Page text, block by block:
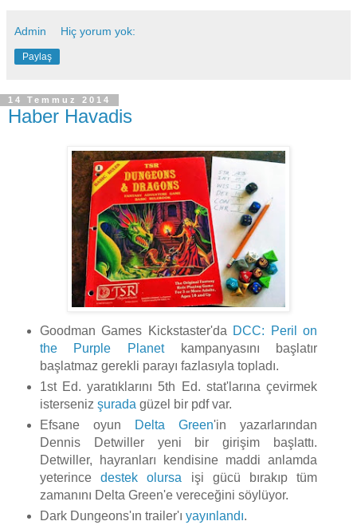
Admin Hiç yorum yok:
Paylaş
14 Temmuz 2014
Haber Havadis
Goodman Games Kickstaster'da DCC: Peril on
the Purple Planetkampanyasını başlatır
başlatmaz gerekli parayı fazlasıyla topladı.
1st Ed. yaratıklarını 5th Ed. stat'larına çevirmek
isterseniz şurada güzel bir pdf var.
Efsane oyun
Delta Green'in yazarlarından
Dennis Detwiller yeni bir girişim başlattı.
Detwiller, hayranları kendisine maddi anlamda
yeterince destek olursa işi gücü bırakıp tüm
zamanını Delta Green'e vereceğini söylüyor.
Dark Dungeons'ın trailer'ı yayınlandı.